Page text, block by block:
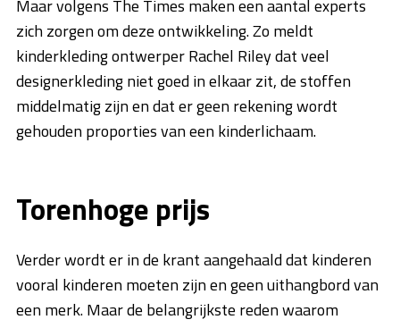
Maar volgens The Times maken een aantal experts
zich zorgen om deze ontwikkeling. Zo meldt
kinderkleding ontwerper Rachel Riley dat veel
designerkleding niet goed in elkaar zit, de stoffen
middelmatig zijn en dat er geen rekening wordt
gehouden proporties van een kinderlichaam.
Torenhoge prijs
Verder wordt er in de krant aangehaald dat kinderen
vooral kinderen moeten zijn en geen uithangbord van
een merk. Maar de belangrijkste reden waarom